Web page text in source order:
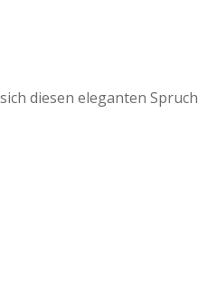
diesen eleganten Spruch